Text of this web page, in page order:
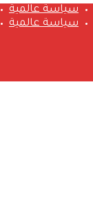
سياسة عالمية
سياسة عالمية